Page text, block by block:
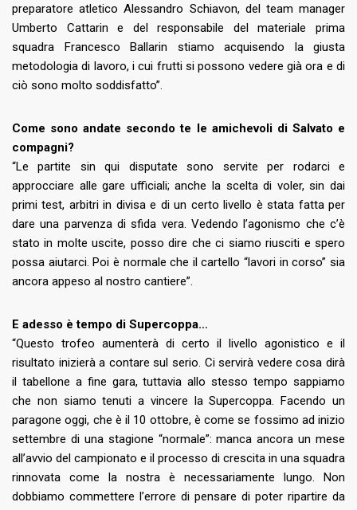
preparatore atletico Alessandro Schiavon, del team manager
Umberto Cattarin e del responsabile del materiale prima
squadra Francesco Ballarin stiamo acquisendo la giusta
metodologia di lavoro, i cui frutti si possono vedere già ora e di
ciò sono molto soddisfatto”.
Come sono andate secondo te le amichevoli di Salvato e
compagni?
“Le partite sin qui disputate sono servite per rodarci e
approcciare alle gare ufficiali; anche la scelta di voler, sin dai
primi test, arbitri in divisa e di un certo livello è stata fatta per
dare una parvenza di sfida vera. Vedendo l’agonismo che c’è
stato in molte uscite, posso dire che ci siamo riusciti e spero
possa aiutarci. Poi è normale che il cartello “lavori in corso” sia
ancora appeso al nostro cantiere”.
E adesso è tempo di Supercoppa…
“Questo trofeo aumenterà di certo il livello agonistico e il
risultato inizierà a contare sul serio. Ci servirà vedere cosa dirà
il tabellone a fine gara, tuttavia allo stesso tempo sappiamo
che non siamo tenuti a vincere la Supercoppa. Facendo un
paragone oggi, che è il 10 ottobre, è come se fossimo ad inizio
settembre di una stagione “normale”: manca ancora un mese
all’avvio del campionato e il processo di crescita in una squadra
rinnovata come la nostra è necessariamente lungo. Non
dobbiamo commettere l’errore di pensare di poter ripartire da